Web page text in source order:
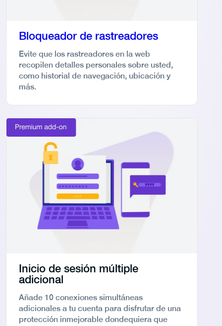
Bloqueador de rastreadores
Evite que los rastreadores en la web
recopilen detalles personales sobre usted,
como historial de navegación, ubicación y
más.
Inicio de sesión múltiple
adicional
Añade 10 conexiones simultáneas
adicionales a tu cuenta para disfrutar de una
protección inmejorable dondequiera que